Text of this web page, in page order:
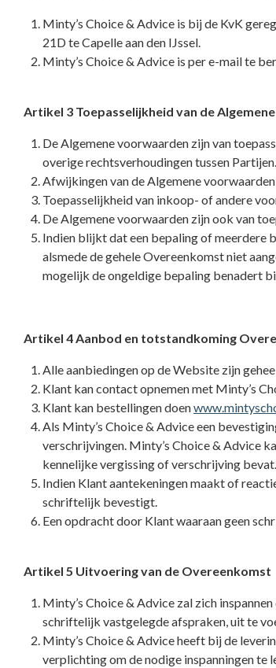
Minty’s Choice & Advice is bij de KvK
21D te Capelle aan den IJssel.
Minty’s Choice & Advice is per e-mail te
Artikel 3 Toepasselijkheid van de
De Algemene voorwaarden zijn van
overige rechtsverhoudingen tussen
Afwijkingen van de Algemene
Toepasselijkheid van inkoop- of andere
De Algemene voorwaarden zijn ook van
Indien blijkt dat een bepaling of meerdere
alsmede de gehele Overeenkomst niet
mogelijk de ongeldige bepaling benadert
Artikel 4 Aanbod en totstandkoming
Alle aanbiedingen op de Website zijn
Klant kan contact opnemen met Minty’s
Klant kan bestellingen doen
Als Minty’s Choice & Advice een
verschrijvingen. Minty’s Choice & Advice
kennelijke vergissing of verschrijving bevat.
Indien Klant aantekeningen maakt of
schriftelijk bevestigt.
Een opdracht door Klant waaraan geen
Artikel 5 Uitvoering van de Overeenkomst
Minty’s Choice & Advice zal zich
schriftelijk vastgelegde afspraken, uit te
Minty’s Choice & Advice heeft bij de
verplichting om de nodige inspanningen te